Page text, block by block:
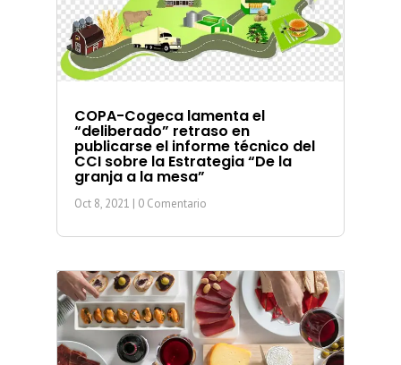
COPA-Cogeca lamenta el
“deliberado” retraso en
publicarse el informe técnico del
CCI sobre la Estrategia “De la
granja a la mesa”
Oct 8, 2021 | 0 Comentario